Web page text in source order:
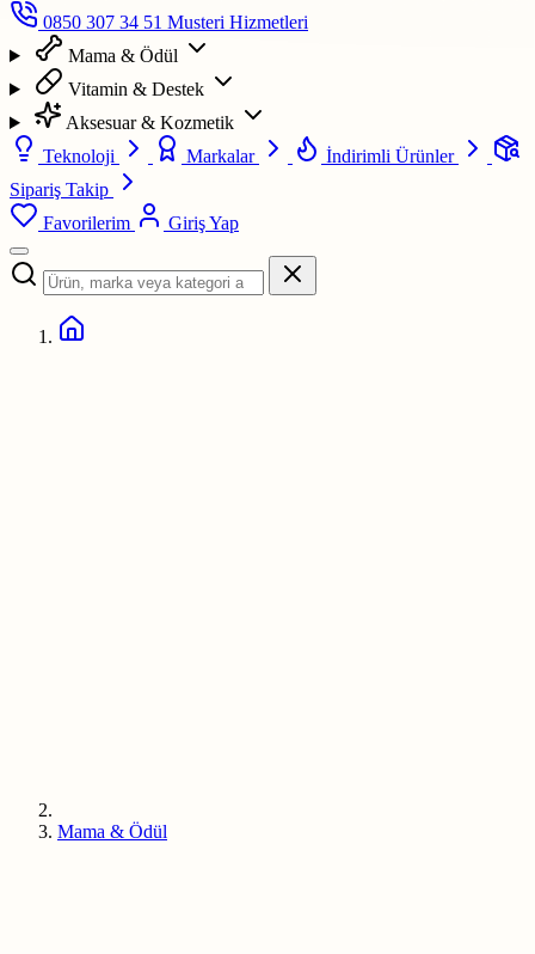
0850 307 34 51 Musteri Hizmetleri
Mama & Ödül
Vitamin & Destek
Aksesuar & Kozmetik
Teknoloji
Markalar
İndirimli Ürünler
Sipariş Takip
Favorilerim
Giriş Yap
Mama & Ödül